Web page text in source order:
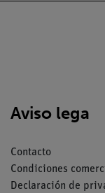
Aviso lega
Contacto
Condiciones
Declaración de